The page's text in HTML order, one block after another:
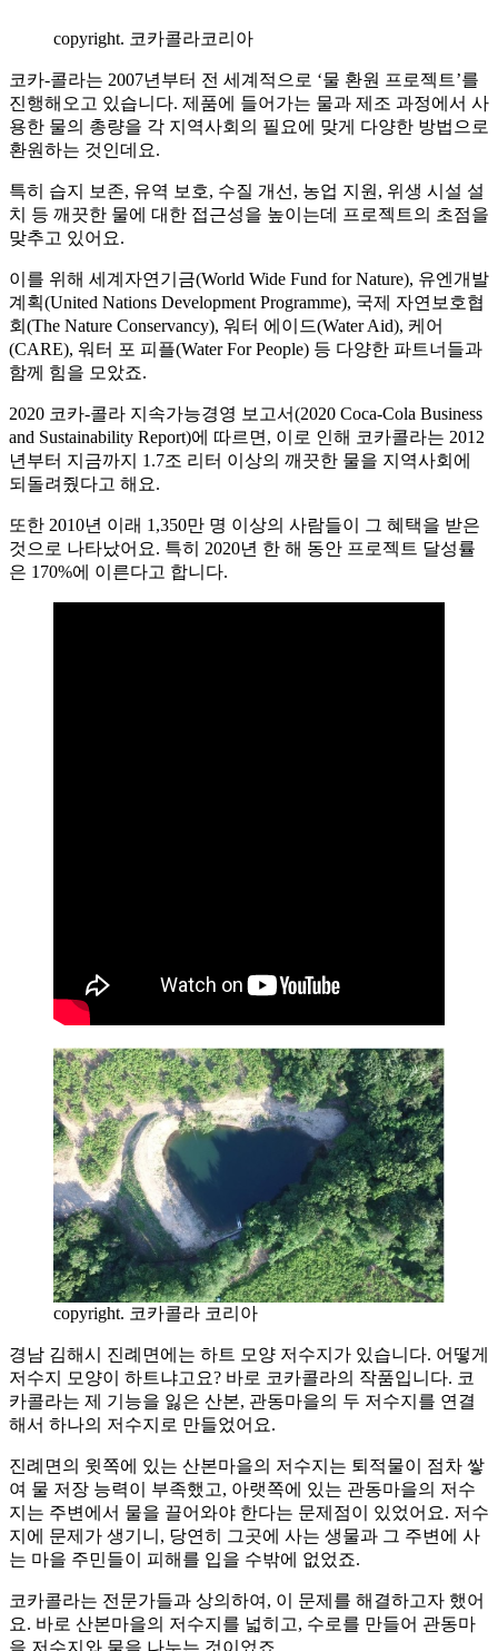
copyright. 코카콜라코리아
코카-콜라는 2007년부터 전 세계적으로 ‘물 환원 프로젝트’를
진행해오고 있습니다. 제품에 들어가는 물과 제조 과정에서 사
용한 물의 총량을 각 지역사회의 필요에 맞게 다양한 방법으로
환원하는 것인데요.
특히 습지 보존, 유역 보호, 수질 개선, 농업 지원, 위생 시설 설
치 등 깨끗한 물에 대한 접근성을 높이는데 프로젝트의 초점을
맞추고 있어요.
이를 위해 세계자연기금(World Wide Fund for Nature), 유엔개발
계획(United Nations Development Programme), 국제 자연보호협
회(The Nature Conservancy), 워터 에이드(Water Aid), 케어
(CARE), 워터 포 피플(Water For People) 등 다양한 파트너들과
함께 힘을 모았죠.
2020 코카-콜라 지속가능경영 보고서(2020 Coca‑Cola Business
and Sustainability Report)에 따르면, 이로 인해 코카콜라는 2012
년부터 지금까지 1.7조 리터 이상의 깨끗한 물을 지역사회에
되돌려줬다고 해요.
또한 2010년 이래 1,350만 명 이상의 사람들이 그 혜택을 받은
것으로 나타났어요. 특히 2020년 한 해 동안 프로젝트 달성률
은 170%에 이른다고 합니다.
copyright. 코카콜라 코리아
경남 김해시 진례면에는 하트 모양 저수지가 있습니다. 어떻게
저수지 모양이 하트냐고요? 바로 코카콜라의 작품입니다. 코
카콜라는 제 기능을 잃은 산본, 관동마을의 두 저수지를 연결
해서 하나의 저수지로 만들었어요.
진례면의 윗쪽에 있는 산본마을의 저수지는 퇴적물이 점차 쌓
여 물 저장 능력이 부족했고, 아랫쪽에 있는 관동마을의 저수
지는 주변에서 물을 끌어와야 한다는 문제점이 있었어요. 저수
지에 문제가 생기니, 당연히 그곳에 사는 생물과 그 주변에 사
는 마을 주민들이 피해를 입을 수밖에 없었죠.
코카콜라는 전문가들과 상의하여, 이 문제를 해결하고자 했어
요. 바로 산본마을의 저수지를 넓히고, 수로를 만들어 관동마
을 저수지와 물을 나누는 것이었죠.